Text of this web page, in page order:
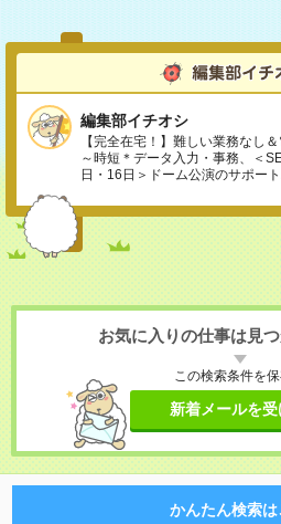
編集部イチオシ
【完全在宅！】難しい業務なし
～時短＊データ入力・事務、＜
日・16日＞ドーム公演のサポー
お気に入りの仕事は見
この検索条件を
新着メールを受
かんたん検索は